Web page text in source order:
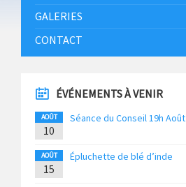
GALERIES
CONTACT
ÉVÉNEMENTS À VENIR
AOÛT
10
Séance du Conseil 19h Août
AOÛT
15
Épluchette de blé d’inde